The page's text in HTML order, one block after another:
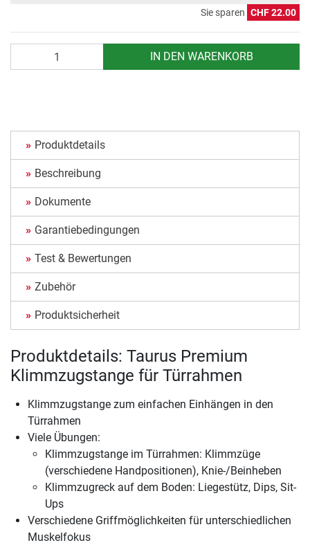
Sie sparen CHF 22.00
IN DEN WARENKORB
Produktdetails
Beschreibung
Dokumente
Garantiebedingungen
Test & Bewertungen
Zubehör
Produktsicherheit
Produktdetails: Taurus Premium
Klimmzugstange für Türrahmen
Klimmzugstange zum einfachen Einhängen in den
Türrahmen
Viele Übungen:
Klimmzugstange im Türrahmen: Klimmzüge
(verschiedene Handpositionen), Knie-/Beinheben
Klimmzugreck auf dem Boden: Liegestütz, Dips, Sit-
Ups
Verschiedene Griffmöglichkeiten für unterschiedlichen
Muskelfokus